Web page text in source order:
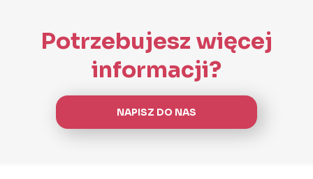
Potrzebujesz więcej
informacji?
NAPISZ DO NAS